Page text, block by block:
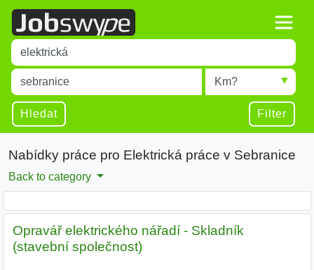
Title
Type 1 or more characters for results.
Místo
Type 1 or more characters for results.
Radius
Hledat Filter
Nabídky práce pro Elektrická práce v Sebranice
Back to category
Opravář elektrického nářadí - Skladník
(stavební společnost)